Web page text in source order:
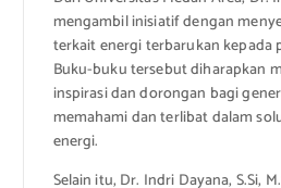
mengambil inisiatif dengan
terkait energi terbarukan kepada
Buku-buku tersebut diharapkan
inspirasi dan dorongan bagi
memahami dan terlibat dalam
energi.
Selain itu, Dr. Indri Dayana, S.Si,